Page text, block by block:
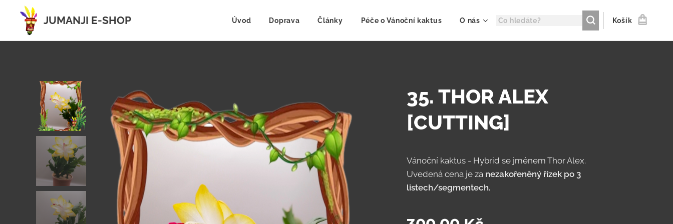
JUMANJI E-SHOP Úvod Doprava Články Péče o Vánoční kaktus O nás Košík
35. THOR ALEX
[CUTTING]
Vánoční kaktus - Hybrid se jménem Thor Alex.
Uvedená cena je za nezakořeněný řízek po 3
listech/segmentech.